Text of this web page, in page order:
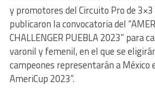
y promotores del Circuito Pro de 3×3
publicaron la convocatoria del
CHALLENGER PUEBLA 2023” para
varonil y femenil, en el que se
campeones representarán a México
AmeriCup 2023”.